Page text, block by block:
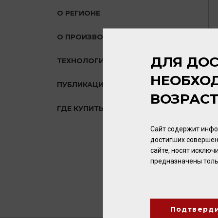
О РЕГИОНЕ
О ПРОИЗВОДИТЕЛЕ
ТЕХНОЛОГИЯ
ПУБЛИКАЦИИ О ТОВАРЕ
ГДЕ КУПИТЬ?
ДЛЯ
ВОЗРАСТ
Сайт содержит
достигших
сайте, носят
предназначены